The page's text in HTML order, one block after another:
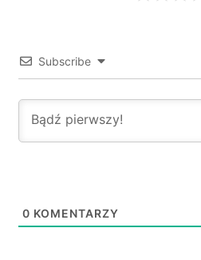
Subscribe
0 KOMENTARZY